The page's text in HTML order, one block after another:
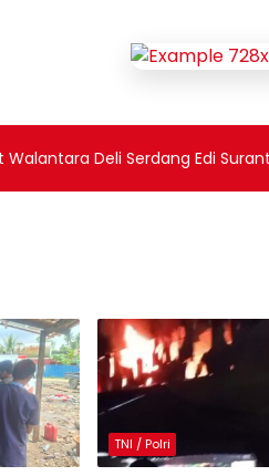
Walantara Deli Serdang Edi
TNI / Polri